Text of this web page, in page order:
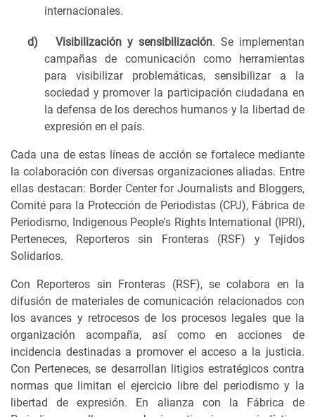
internacionales.
d) Visibilización y sensibilización. Se implementan
campañas de comunicación como herramientas
para visibilizar problemáticas, sensibilizar a la
sociedad y promover la participación ciudadana en
la defensa de los derechos humanos y la libertad de
expresión en el país.
Cada una de estas líneas de acción se fortalece mediante
la colaboración con diversas organizaciones aliadas. Entre
ellas destacan: Border Center for Journalists and Bloggers,
Comité para la Protección de Periodistas (CPJ), Fábrica de
Periodismo, Indigenous People's Rights International (IPRI),
Perteneces, Reporteros sin Fronteras (RSF) y Tejidos
Solidarios.
Con Reporteros sin Fronteras (RSF), se colabora en la
difusión de materiales de comunicación relacionados con
los avances y retrocesos de los procesos legales que la
organización acompaña, así como en acciones de
incidencia destinadas a promover el acceso a la justicia.
Con Perteneces, se desarrollan litigios estratégicos contra
normas que limitan el ejercicio libre del periodismo y la
libertad de expresión. En alianza con la Fábrica de